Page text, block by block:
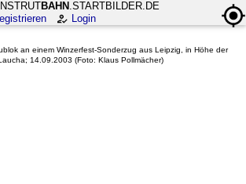
BAHN .STARTBILDER.DE
Login
an einem Winzerfest-Sonderzug aus Leipzig, in Höhe der
14.09.2003 (Foto: Klaus Pollmächer)